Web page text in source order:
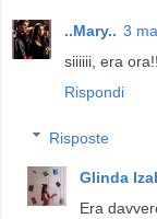
..Mary.. 3
siiiiii, era
Rispondi
Risposte
Glinda
Era